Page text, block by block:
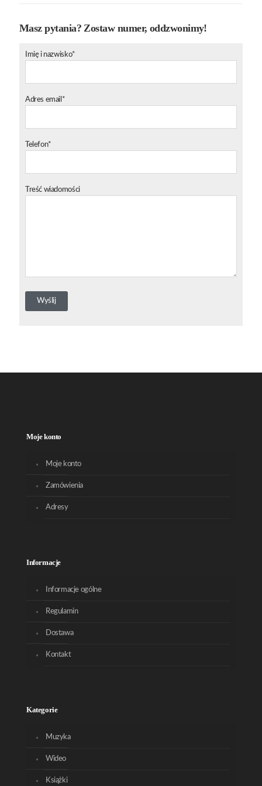
Masz pytania? Zostaw numer, oddzwonimy!
Imię i nazwisko*
Adres email*
Telefon*
Treść wiadomości
Moje konto
Moje konto
Zamówienia
Adresy
Informacje
Informacje ogólne
Regulamin
Dostawa
Kontakt
Kategorie
Muzyka
Wideo
Książki